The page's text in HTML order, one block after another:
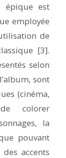
épique est
employée
de
[3].
selon
sont
(cinéma,
colorer
la
pouvant
accents